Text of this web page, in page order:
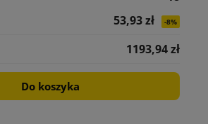
53,93 zł
-8%
1193,94 zł
Do koszyka